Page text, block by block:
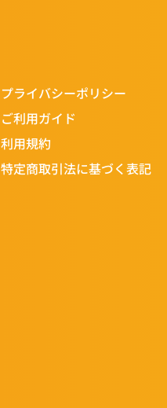
プライバシーポリシー
ご利用ガイド
利用規約
特定商取引法に基づく表記